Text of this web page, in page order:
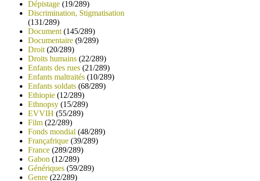
Dépistage (19/289)
Discrimination, Stigmatisation
(131/289)
Document (145/289)
Documentaire (9/289)
Droit (20/289)
Droits humains (22/289)
Enfants des rues (21/289)
Enfants maltraités (10/289)
Enfants soldats (68/289)
Ethiopie (12/289)
Ethnopsy (15/289)
EVVIH (55/289)
Film (22/289)
Fonds mondial (48/289)
Françafrique (39/289)
France (289/289)
Gabon (12/289)
Génériques (59/289)
Genre (22/289)